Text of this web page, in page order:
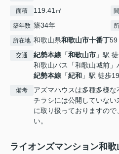
面積 119.41㎡
築年数 築34年
所在地 和歌山県和歌山市十番丁59
交通 紀勢本線 「和歌山市 」駅
和歌山バス「和歌山城前
紀勢本線 「紀和 」駅 徒歩
備考
アズマハウスは多種多様な
チラシには公開していな
に取り扱っておりますの
い。
ライオンズマンション和